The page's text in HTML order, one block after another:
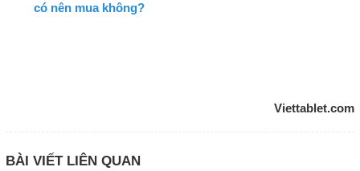
có nên mua không?
Viettablet.com
BÀI VIẾT LIÊN QUAN